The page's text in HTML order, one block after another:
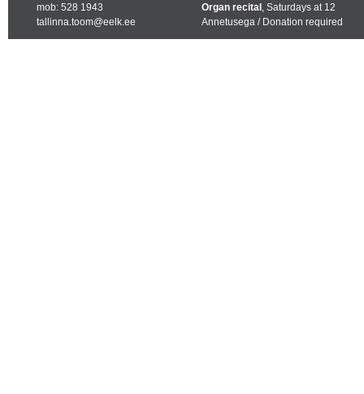
mob: 528 1943
tallinna.toom@eelk.ee
Organ recital , Saturdays at 12
Annetusega / Donation required